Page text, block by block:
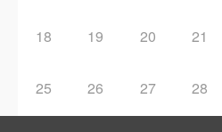
18 19 20 21
25 26 27 28